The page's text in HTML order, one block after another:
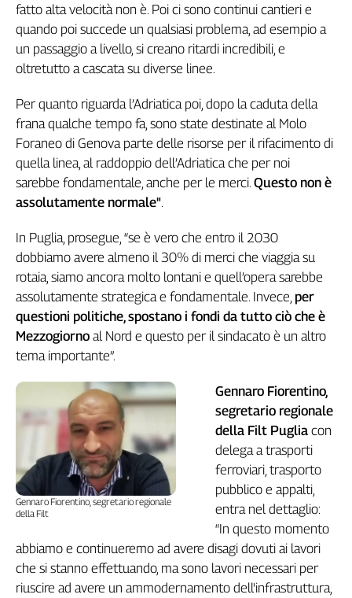
It
Easy
Inserti
Diffusa
InFlai
trasmissioni
tv
Work
Progress
L'Italia
nel
Lavoro
Territori
Abruzzo-
Adige
Basilicata
Campania
Emilia-
Romagna
Venezia
Giulia
Lazio
fatto alta velocità non è. Poi ci sono continui cantieri e
quando poi succede un qualsiasi problema, ad esempio a
un passaggio a livello, si creano ritardi incredibili, e
oltretutto a cascata su diverse linee.
Per quanto riguarda l’Adriatica poi, dopo la caduta della
frana qualche tempo fa, sono state destinate al Molo
Foraneo di Genova parte delle risorse per il rifacimento di
quella linea, al raddoppio dell’Adriatica che per noi
sarebbe fondamentale, anche per le merci. Questo non è
assolutamente normale".
In Puglia, prosegue, “se è vero che entro il 2030
dobbiamo avere almeno il 30% di merci che viaggia su
rotaia, siamo ancora molto lontani e quell’opera sarebbe
assolutamente strategica e fondamentale. Invece, per
questioni politiche, spostano i fondi da tutto ciò che è
Mezzogiorno al Nord e questo per il sindacato è un altro
tema importante”.
Gennaro Fiorentino, segretario regionale
della Filt
Gennaro Fiorentino,
segretario regionale
della Filt Puglia con
delega a trasporti
ferroviari, trasporto
pubblico e appalti,
entra nel dettaglio:
“In questo momento
abbiamo e continueremo ad avere disagi dovuti ai lavori
che si stanno effettuando, ma sono lavori necessari per
riuscire ad avere un ammodernamento dell'infrastruttura,